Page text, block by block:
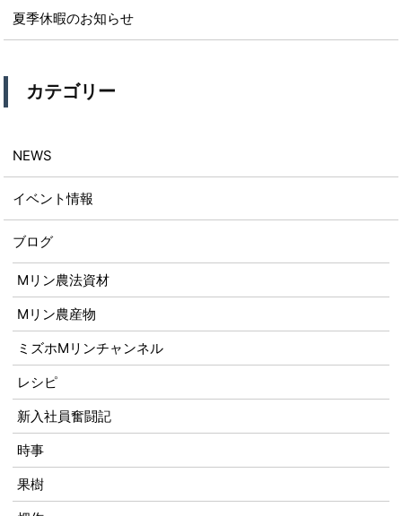
夏季休暇のお知らせ
カテゴリー
NEWS
イベント情報
ブログ
Mリン農法資材
Mリン農産物
ミズホMリンチャンネル
レシピ
新入社員奮闘記
時事
果樹